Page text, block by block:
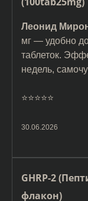
Леонид
мг — удобно
таблеток.
недель,
⭐️⭐️⭐️⭐️⭐️
30.06.2026
GHRP-2
флакон)